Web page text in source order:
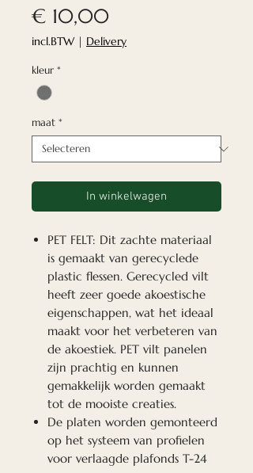
€ 10,00Prijs
incl.BTW | Delivery
kleur *
maat *
In winkelwagen
PET FELT: Dit zachte materiaal
is gemaakt van gerecyclede
plastic flessen. Gerecycled vilt
heeft zeer goede akoestische
eigenschappen, wat het ideaal
maakt voor het verbeteren van
de akoestiek. PET vilt panelen
zijn prachtig en kunnen
gemakkelijk worden gemaakt
tot de mooiste creaties.
De platen worden gemonteerd
op het systeem van profielen
voor verlaagde plafonds T-24